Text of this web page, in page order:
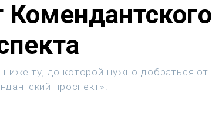
Комендантского
ту, до которой нужно добраться от
проспект»: